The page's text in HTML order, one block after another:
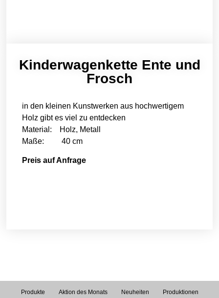
Kinderwagenkette Ente und
Frosch
in den kleinen Kunstwerken aus hochwertigem
Holz gibt es viel zu entdecken
Material: Holz, Metall
Maße: 40 cm
Preis auf Anfrage
Produkte Aktion des Monats Neuheiten Produktionen